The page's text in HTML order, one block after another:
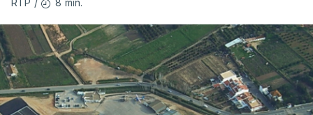
RTP / 8 min.